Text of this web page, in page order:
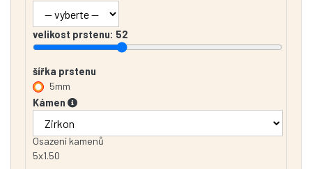
velikost prstenu: 52
šířka prstenu
5mm
Kámen
Osazení kamenů
5x1.50